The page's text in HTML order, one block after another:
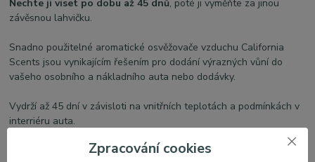
Nechte ji viset po dobu až 45 dnů, poté ji vyměňte za jinou
závěsnou lahvičku.
Snadno použitelné aromatické osvěžovače vzduchu California
Scents jsou vynikajícím řešením pro dodání výrazných vůní do
vašeho osobního a nákladního auta nebo dodávky.
Vydrží až 45 dní v závisloti na vnitřních teplotách a podmínkách v
interriéru auta.
Zpracování cookies